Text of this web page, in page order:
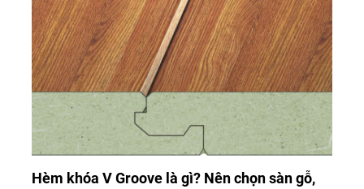
Hèm khóa V Groove là gì? Nên chọn sàn gỗ,